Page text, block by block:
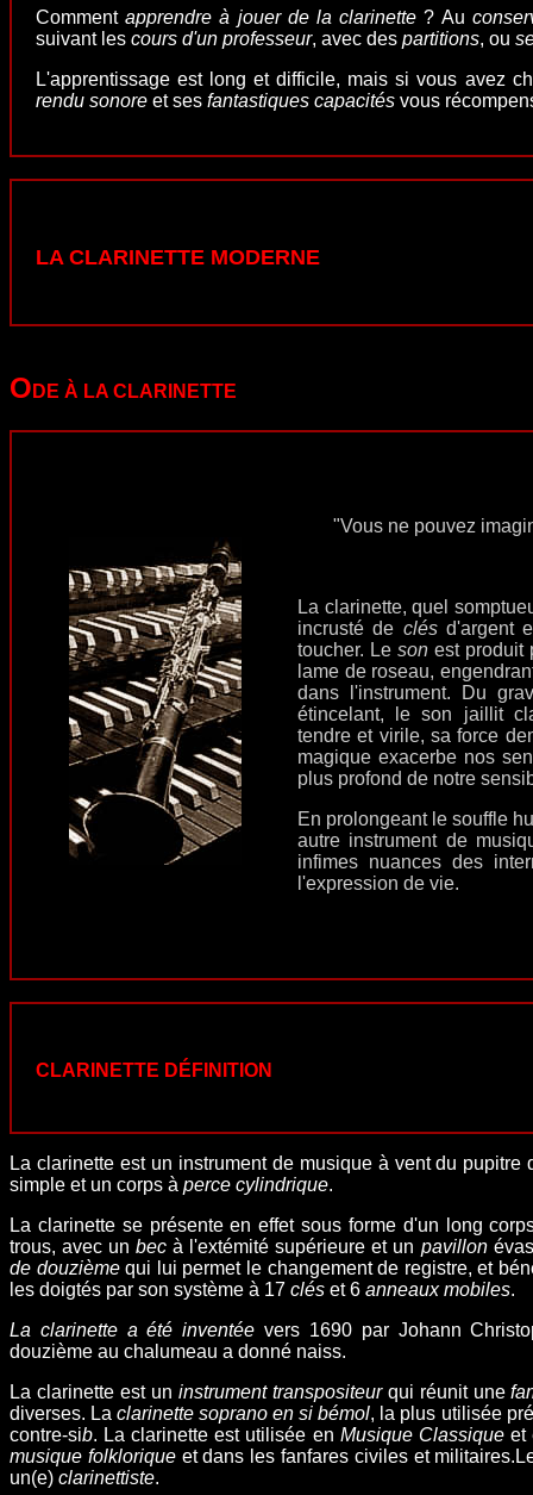
Commentapprendre à jouer de la clarinette ? Au
suivant les cours d'un professeur, avec des partitions, ou
L'apprentissage est long et difficile, mais si vous avez
rendu sonore et ses fantastiques capacités vous
LA CLARINETTE MODERNE
O DE À LA CLARINETTE
"Vous ne pouvez
La clarinette, quel
incrusté de clésd'argent
toucher. Le son est produit
lame de roseau,
dans l'instrument. Du
étincelant, le son jaillit
tendre et virile, sa force
magique exacerbe nos
plus profond de notre
En prolongeant le souffle
autre instrument de
infimes nuances des
l'expression de vie.
CLARINETTE DÉFINITION
La clarinette est un instrument de musique à vent du pupitre
simple et un corps à perce cylindrique.
La clarinette se présente en effet sous forme d'un long
trous, avec unbec à l'extémité supérieure et un pavillon
de douzièmequi lui permet le changement de registre, et
les doigtés par son système à 17 clés et 6 anneaux mobiles.
La clarinette a été inventée vers 1690 par Johann
douzième au chalumeau a donné naiss.
La clarinette est un instrument transpositeurqui réunit une
diverses. Laclarinette soprano en si bémol, la plus utilisée
contre-sib. La clarinette est utilisée en Musique Classiqueet
musique folkloriqueet dans les fanfares civiles et militaires.
un(e) clarinettiste.